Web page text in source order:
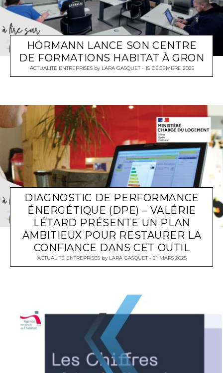
HÖRMANN LANCE SON CENTRE
DE FORMATIONS HABITAT À GRON
ACTUALITÉ ENTREPRISESby LARA GASQUET 15 DÉCEMBRE 2025
DIAGNOSTIC DE PERFORMANCE
ÉNERGÉTIQUE (DPE) – VALÉRIE
LÉTARD PRÉSENTE UN PLAN
AMBITIEUX POUR RESTAURER LA
CONFIANCE DANS CET OUTIL
ACTUALITÉ ENTREPRISESby LARA GASQUET 21 MARS 2025